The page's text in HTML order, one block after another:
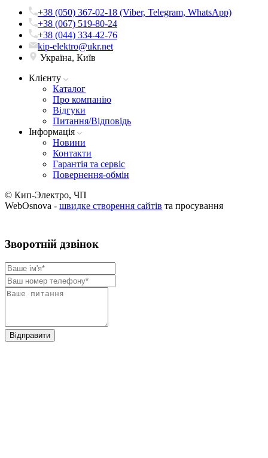
+38 (050) 367-02-18 (Viber, Telegram, WhatsApp)
+38 (067) 519-80-24
+38 (044) 334-42-76
kip-elektro@ukr.net
Україна, Київ
Клієнту
Каталог
Про компанію
Вiдгуки
Питання/Відповідь
Iнформацiя
Новини
Контакти
Гарантія та сервіс
Повернення-обмін
© Кип-Электро, ЧП
WebOsnova - швидке створення сайтів та просування
Зворотнiй дзвiнок